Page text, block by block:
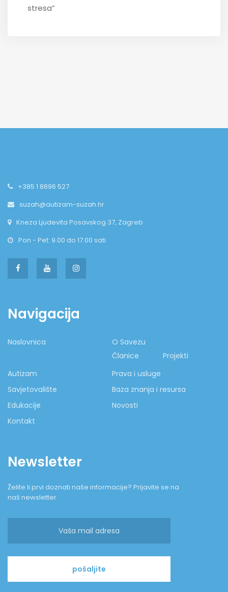
stresa”
+385 1 8896 527
suzah@autizam-suzah.hr
Kneza Ljudevita Posavskog 37, Zagreb
Pon - Pet: 9.00 do 17.00 sati
Navigacija
Naslovnica
O Savezu
Članice
Projekti
Autizam
Prava i usluge
Savjetovalište
Baza znanja i resursa
Edukacije
Novosti
Kontakt
Newsletter
Želite li prvi doznati naše informacije? Prijavite se na
naš newsletter
pošaljite